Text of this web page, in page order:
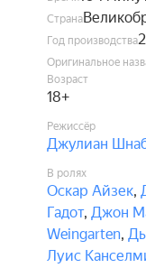
Страна
Год производства
Оригинальное
Возраст
18+
Режиссёр
Джулиан
В ролях
Оскар Айзек,
Гадот, Джон
Weingarten,
Луис